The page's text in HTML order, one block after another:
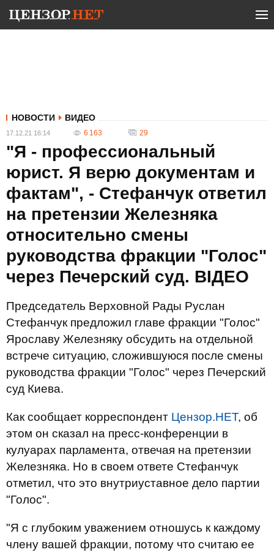
НОВОСТИ ВИДЕО
17.12.21 16:14 6 163 29
"Я - профессиональный
юрист. Я верю документам и
фактам", - Стефанчук ответил
на претензии Железняка
относительно смены
руководства фракции "Голос"
через Печерский суд. ВIДЕО
Председатель Верховной Рады Руслан
Стефанчук предложил главе фракции "Голос"
Ярославу Железняку обсудить на отдельной
встрече ситуацию, сложившуюся после смены
руководства фракции "Голос" через Печерский
суд Киева.
Как сообщает корреспондент Цензор.НЕТ, об
этом он сказал на пресс-конференции в
кулуарах парламента, отвечая на претензии
Железняка. Но в своем ответе Стефанчук
отметил, что это внутриуставное дело партии
"Голос".
"Я с глубоким уважением отношусь к каждому
члену вашей фракции, потому что считаю ее